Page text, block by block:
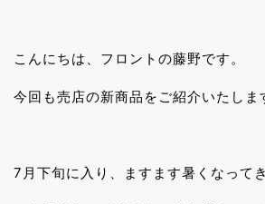
こんにちは、フロントの藤野です。
今回も売店の新商品をご紹介いたしま
7月下旬に入り、ますます暑くなって